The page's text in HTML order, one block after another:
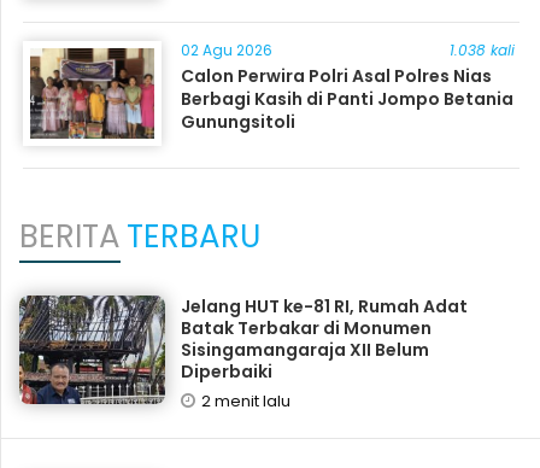
02 Agu 2026 1.038 kali
Calon Perwira Polri Asal Polres Nias
Berbagi Kasih di Panti Jompo Betania
Gunungsitoli
BERITATERBARU
Jelang HUT ke-81 RI, Rumah Adat
Batak Terbakar di Monumen
Sisingamangaraja XII Belum
Diperbaiki
2 menit lalu